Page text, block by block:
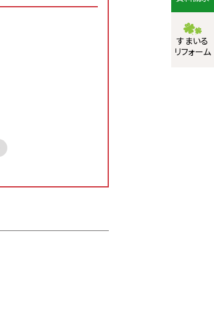
すまいる
リフォーム